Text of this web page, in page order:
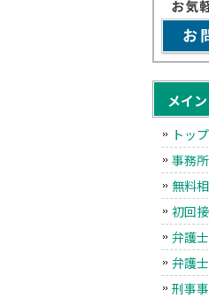
メイ
トッ
事務
無料
初回
弁護
弁護
刑事